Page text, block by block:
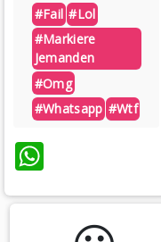
#fail #lol
#markiere
Jemanden
#omg
#whatsapp #wtf